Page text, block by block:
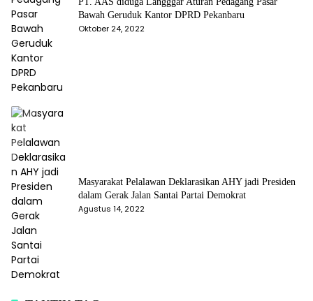
Bawah Geruduk Kantor DPRD Pekanbaru
Oktober 24, 2022
Masyarakat Pelalawan Deklarasikan AHY jadi Presiden
dalam Gerak Jalan Santai Partai Demokrat
Agustus 14, 2022